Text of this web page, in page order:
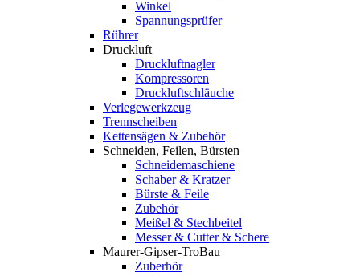
Winkel
Spannungsprüfer
Rührer
Druckluft
Druckluftnagler
Kompressoren
Druckluftschläuche
Verlegewerkzeug
Trennscheiben
Kettensägen & Zubehör
Schneiden, Feilen, Bürsten
Schneidemaschiene
Schaber & Kratzer
Bürste & Feile
Zubehör
Meißel & Stechbeitel
Messer & Cutter & Schere
Maurer-Gipser-TroBau
Zuberhör